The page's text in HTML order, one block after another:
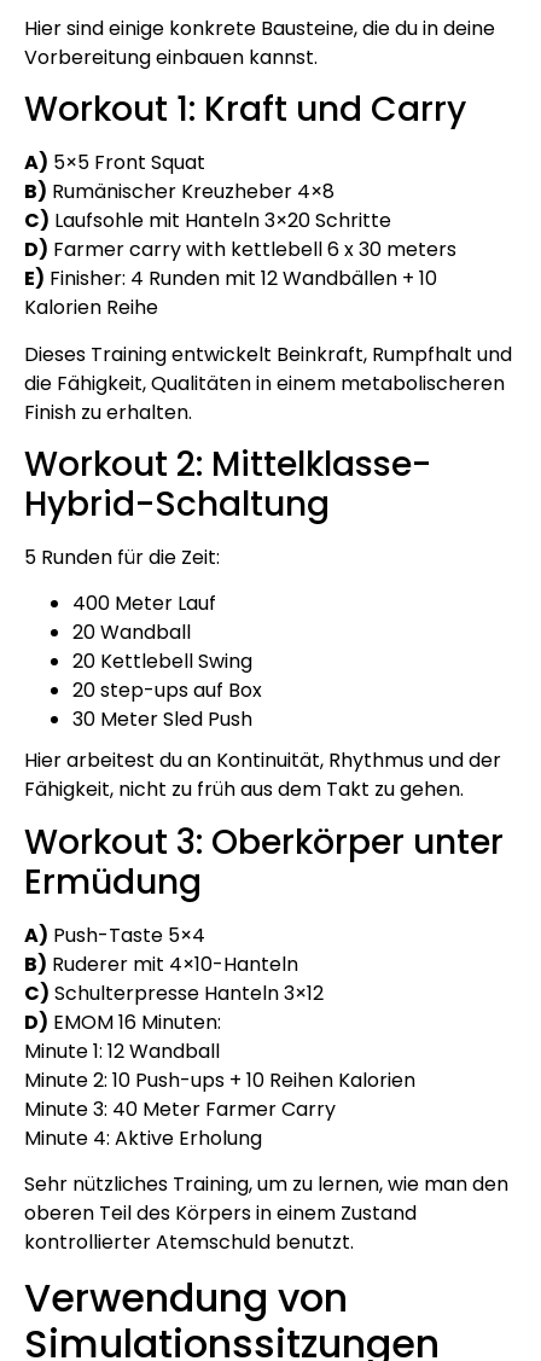
Hier sind einige konkrete Bausteine, die du in deine
Vorbereitung einbauen kannst.
Workout 1: Kraft und Carry
A) 5×5 Front Squat
B) Rumänischer Kreuzheber 4×8
C) Laufsohle mit Hanteln 3×20 Schritte
D) Farmer carry with kettlebell 6 x 30 meters
E) Finisher: 4 Runden mit 12 Wandbällen + 10
Kalorien Reihe
Dieses Training entwickelt Beinkraft, Rumpfhalt und
die Fähigkeit, Qualitäten in einem metabolischeren
Finish zu erhalten.
Workout 2: Mittelklasse-
Hybrid-Schaltung
5 Runden für die Zeit:
400 Meter Lauf
20 Wandball
20 Kettlebell Swing
20 step-ups auf Box
30 Meter Sled Push
Hier arbeitest du an Kontinuität, Rhythmus und der
Fähigkeit, nicht zu früh aus dem Takt zu gehen.
Workout 3: Oberkörper unter
Ermüdung
A) Push-Taste 5×4
B) Ruderer mit 4×10-Hanteln
C) Schulterpresse Hanteln 3×12
D) EMOM 16 Minuten:
Minute 1: 12 Wandball
Minute 2: 10 Push-ups + 10 Reihen Kalorien
Minute 3: 40 Meter Farmer Carry
Minute 4: Aktive Erholung
Sehr nützliches Training, um zu lernen, wie man den
oberen Teil des Körpers in einem Zustand
kontrollierter Atemschuld benutzt.
Verwendung von
Simulationssitzungen